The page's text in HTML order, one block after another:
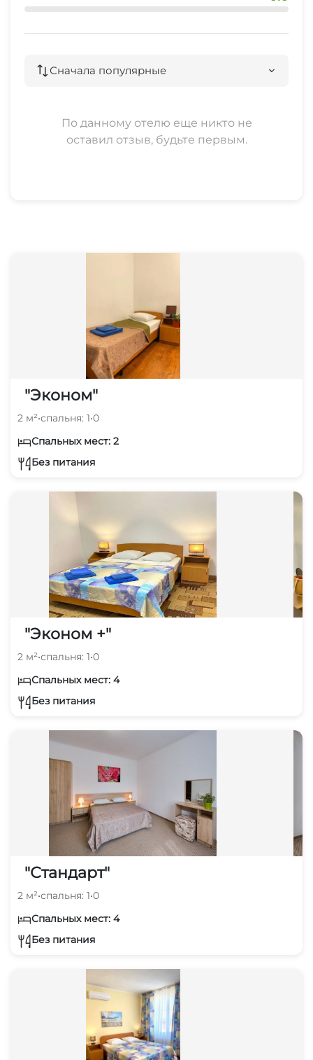
Сначала популярные
По данному отелю еще никто не
оставил отзыв, будьте первым.
"Эконом"
2 м²•спальня: 1•0
Спальных мест: 2
Без питания
"Эконом +"
2 м²•спальня: 1•0
Спальных мест: 4
Без питания
"Стандарт"
2 м²•спальня: 1•0
Спальных мест: 4
Без питания